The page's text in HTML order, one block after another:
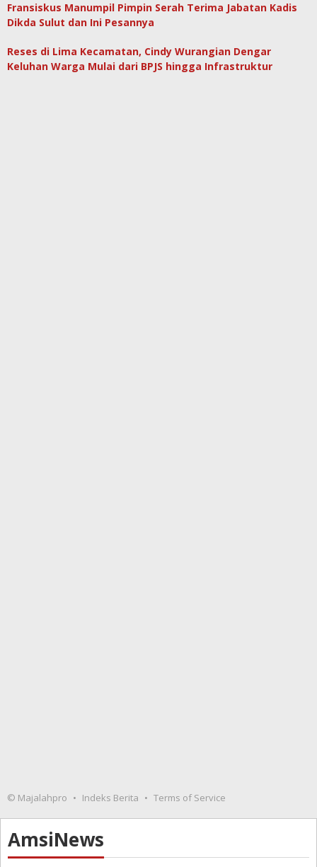
Fransiskus Manumpil Pimpin Serah Terima Jabatan Kadis
Dikda Sulut dan Ini Pesannya
Reses di Lima Kecamatan, Cindy Wurangian Dengar
Keluhan Warga Mulai dari BPJS hingga Infrastruktur
© Majalahpro Indeks Berita Terms of Service
AmsiNews